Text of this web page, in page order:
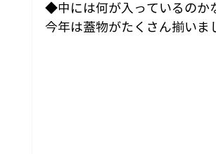
◆中には何が入っているのか
今年は蓋物がたくさん揃いま